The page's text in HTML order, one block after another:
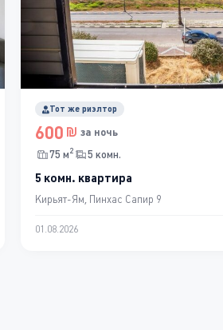
Тот же риэлтор
600
за ночь
75 м2 5 комн.
5 комн. квартира
Кирьят-Ям, Пинхас Сапир 9
01.08.2026